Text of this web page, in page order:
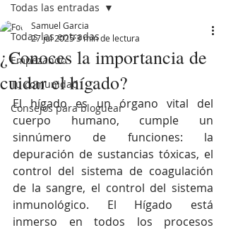
Todas las entradas
Empezando
Tu comunidad
Consejos para bloguear
Todas las entradas
¿Conoces la importancia de
cuidar el hígado?
Samuel Garcia
27 jul 20253 min de lectura
El hígado es un órgano vital del
cuerpo humano, cumple un
sinnúmero de funciones: la
depuración de sustancias tóxicas, el
control del sistema de coagulación
de la sangre, el control del sistema
inmunológico. El Hígado está
inmerso en todos los procesos